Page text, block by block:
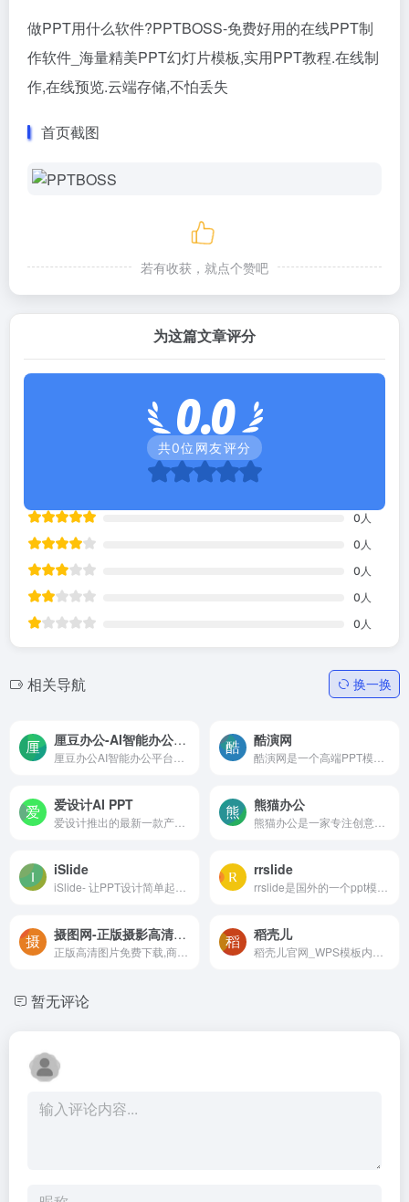
做PPT用什么软件?PPTBOSS-免费好用的在线PPT制
作软件_海量精美PPT幻灯片模板,实用PPT教程.在线制
作,在线预览.云端存储,不怕丢失
首页截图
若有收获，就点个赞吧
为这篇文章评分
0.0
共0位网友评分
0 人
0 人
0 人
0 人
0 人
相关导航 换一换
厘豆办公-AI智能办公平台-ppt素材,word合同行业表格模板,PDF在线转换 酷演网
爱设计AI PPT 熊猫办公
iSlide rrslide
摄图网-正版摄影高清图片免费下载 稻壳儿
暂无评论